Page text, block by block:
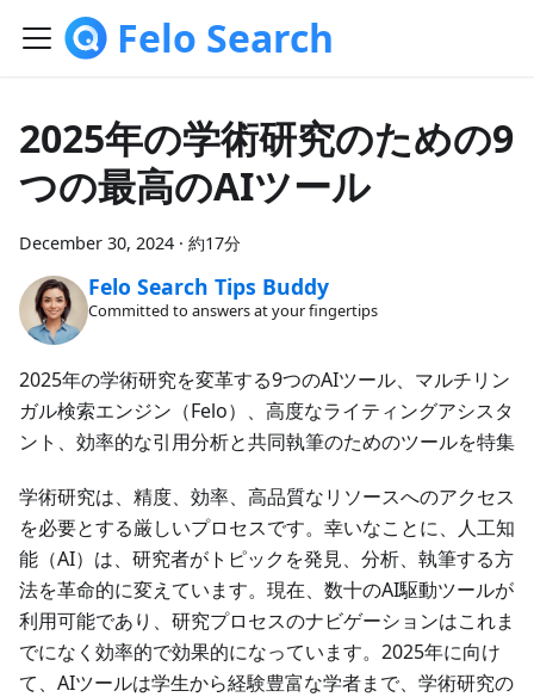
Felo Search
2025年の学術研究のための9
つの最高のAIツール
December 30, 2024 · 約17分
Felo Search Tips Buddy
Committed to answers at your fingertips
2025年の学術研究を変革する9つのAIツール、マルチリン
ガル検索エンジン（Felo）、高度なライティングアシスタ
ント、効率的な引用分析と共同執筆のためのツールを特集
学術研究は、精度、効率、高品質なリソースへのアクセス
を必要とする厳しいプロセスです。幸いなことに、人工知
能（AI）は、研究者がトピックを発見、分析、執筆する方
法を革命的に変えています。現在、数十のAI駆動ツールが
利用可能であり、研究プロセスのナビゲーションはこれま
でになく効率的で効果的になっています。2025年に向け
て、AIツールは学生から経験豊富な学者まで、学術研究の